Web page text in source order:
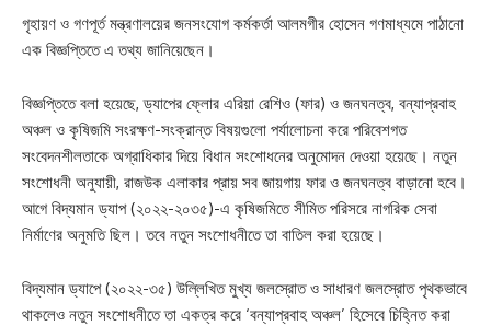
গৃহায়ণ ও গণপূর্ত মন্ত্রণালয়ের জনসংযোগ কর্মকর্তা আলমগীর হোসেন গণমাধ্যমে পাঠানো
এক বিজ্ঞপ্তিতে এ তথ্য জানিয়েছেন।
বিজ্ঞপ্তিতে বলা হয়েছে, ড্যাপের ফ্লোর এরিয়া রেশিও (ফার) ও জনঘনত্ব, বন্যাপ্রবাহ
অঞ্চল ও কৃষিজমি সংরক্ষণ-সংক্রান্ত বিষয়গুলো পর্যালোচনা করে পরিবেশগত
সংবেদনশীলতাকে অগ্রাধিকার দিয়ে বিধান সংশোধনের অনুমোদন দেওয়া হয়েছে। নতুন
সংশোধনী অনুযায়ী, রাজউক এলাকার প্রায় সব জায়গায় ফার ও জনঘনত্ব বাড়ানো হবে।
আগে বিদ্যমান ড্যাপ (২০২২-২০৩৫)-এ কৃষিজমিতে সীমিত পরিসরে নাগরিক সেবা
নির্মাণের অনুমতি ছিল। তবে নতুন সংশোধনীতে তা বাতিল করা হয়েছে।
বিদ্যমান ড্যাপে (২০২২-৩৫) উল্লিখিত মুখ্য জলস্রোত ও সাধারণ জলস্রোত পৃথকভাবে
থাকলেও নতুন সংশোধনীতে তা একত্র করে ‘বন্যাপ্রবাহ অঞ্চল’ হিসেবে চিহ্নিত করা